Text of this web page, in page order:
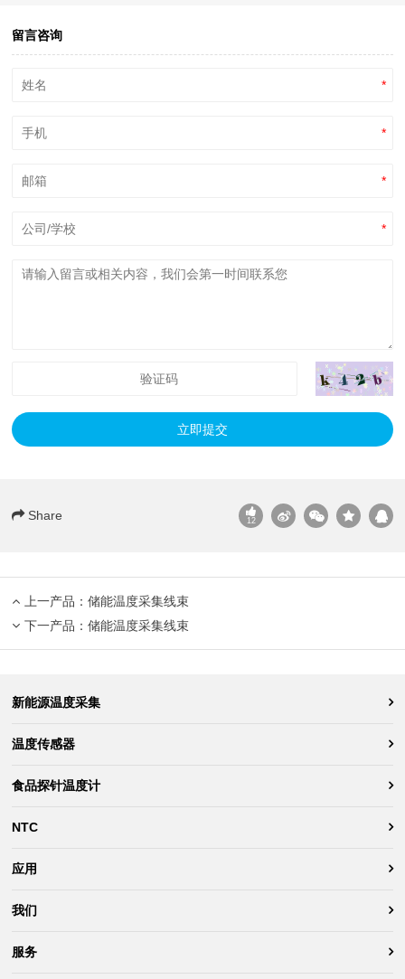
留言咨询
*
*
*
*
立即提交
Share 12
上一产品： 储能温度采集线束
下一产品： 储能温度采集线束
新能源温度采集
温度传感器
食品探针温度计
NTC
应用
我们
服务